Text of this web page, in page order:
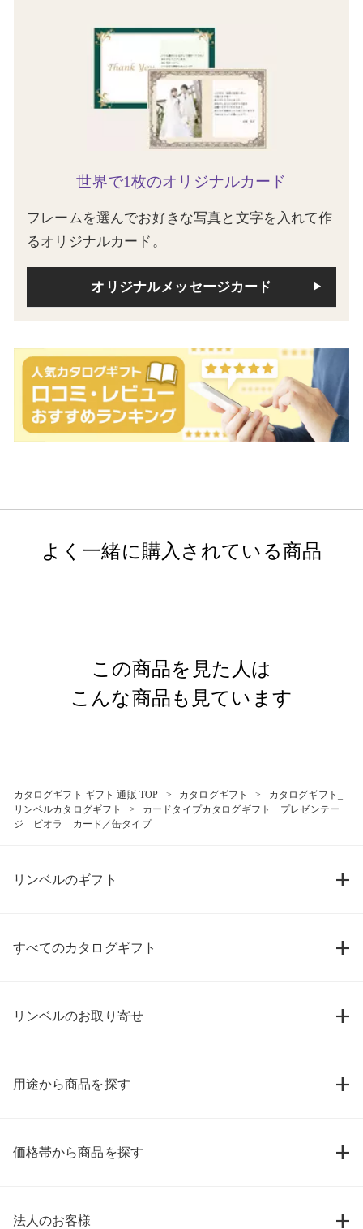
世界で1枚のオリジナルカード
フレームを選んでお好きな写真と文字を入れて作
るオリジナルカード。
オリジナルメッセージカード
よく一緒に購入されている商品
この商品を見た人は
こんな商品も見ています
カタログギフト ギフト 通販 TOP カタログギフト
カタログギフト_
リンベルカタログギフト
カードタイプカタログギフト プレゼンテー
ジ ビオラ カード／缶タイプ
リンベルのギフト
すべてのカタログギフト
リンベルのお取り寄せ
用途から商品を探す
価格帯から商品を探す
法人のお客様